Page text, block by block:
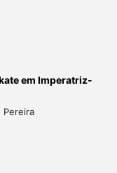
em Imperatriz-
Pereira